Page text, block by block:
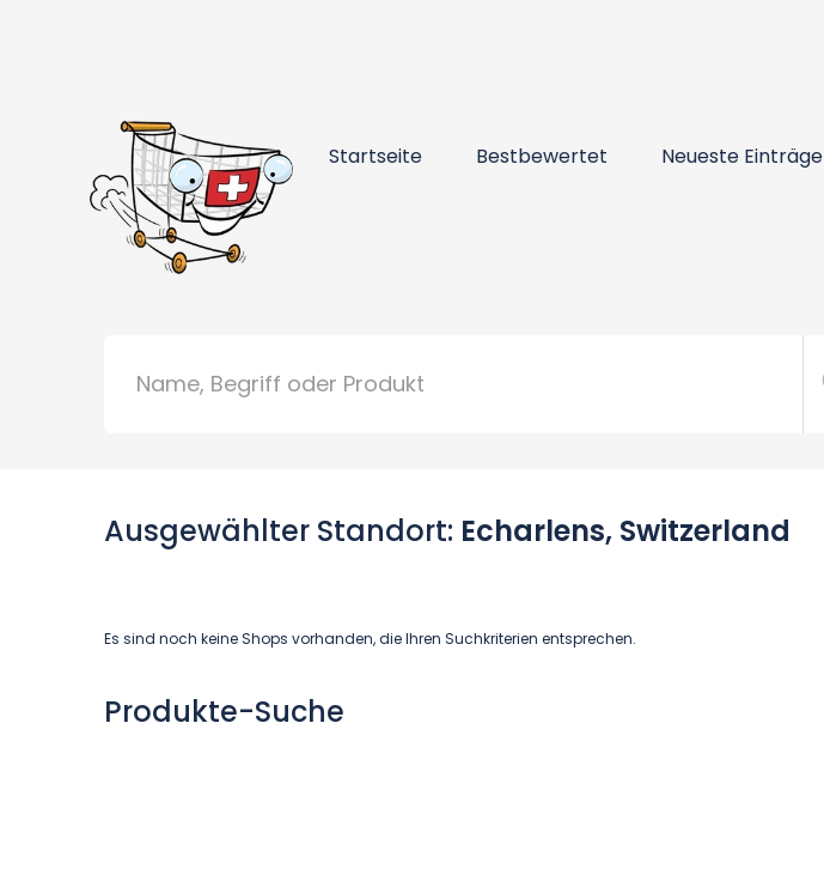
Startseite Bestbewertet Neueste Einträge
Ausgewählter Standort: Echarlens, Switzerland
Es sind noch keine Shops vorhanden, die Ihren Suchkriterien entsprechen.
Produkte-Suche